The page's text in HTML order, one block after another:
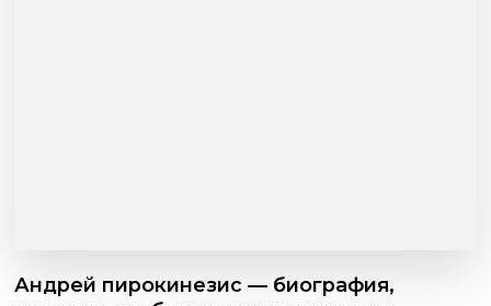
Андрей пирокинезис — биография,